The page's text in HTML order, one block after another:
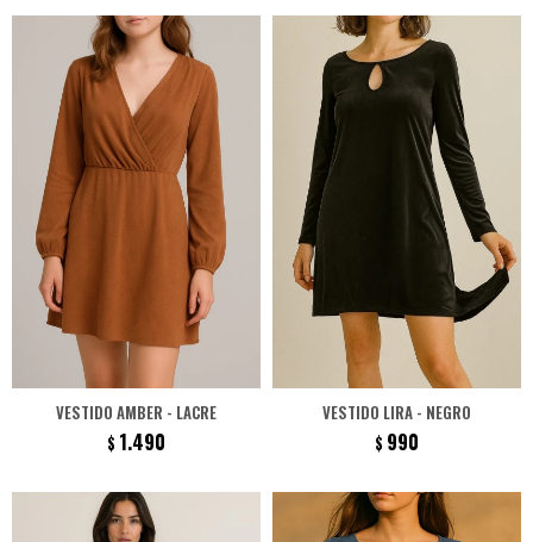
VESTIDO AMBER - LACRE
$ 1.490
VESTIDO LIRA - NEGRO
$ 990